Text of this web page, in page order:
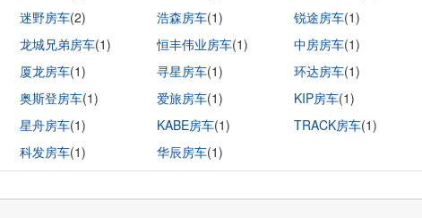
迷野房车(2) 浩森房车(1) 锐途房车(1)
龙城兄弟房车(1) 恒丰伟业房车(1) 中房房车(1)
厦龙房车(1) 寻星房车(1) 环达房车(1)
奥斯登房车(1) 爱旅房车(1) KIP房车(1)
星舟房车(1) KABE房车(1) TRACK房车(1)
科发房车(1) 华辰房车(1)